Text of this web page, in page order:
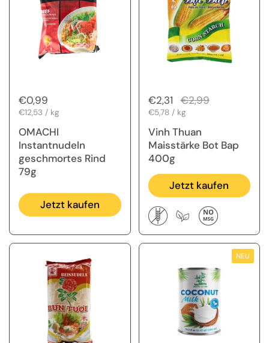
Regulärer Preis
€0,99
Stückpreis
€12,53 / kg
OMACHI
Instantnudeln
geschmortes Rind
79g
Jetzt kaufen
Regulärer Preis
€2,31 Sale-Preis
€2,99
Stückpreis
€5,78 / kg
Vinh Thuan
Maisstärke Bot Bap
400g
Jetzt kaufen
NEU